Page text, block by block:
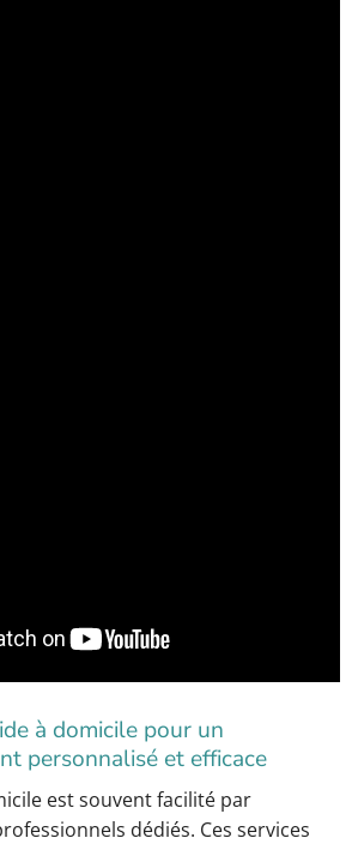
à domicile pour un
personnalisé et efficace
est souvent facilité par
dédiés. Ces services